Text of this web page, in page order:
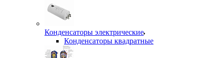
Конденсаторы электрические
Конденсаторы квадратные